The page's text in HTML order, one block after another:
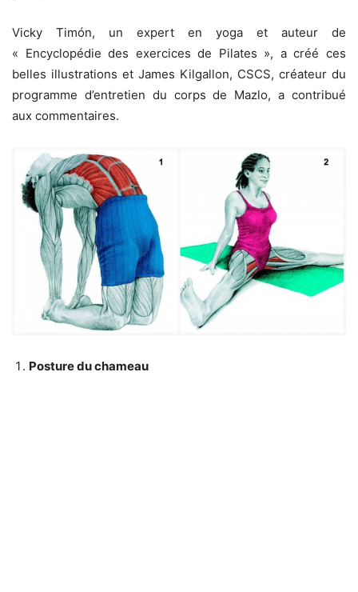
Vicky Timón, un expert en yoga et auteur de
« Encyclopédie des exercices de Pilates », a créé ces
belles illustrations et James Kilgallon, CSCS, créateur du
programme d’entretien du corps de Mazlo, a contribué
aux commentaires.
Posture du chameau